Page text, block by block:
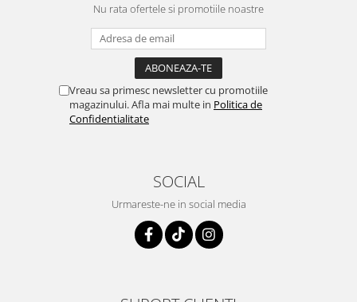
Nu rata ofertele si promotiile noastre
Vreau sa primesc newsletter cu promotiile
magazinului. Afla mai multe in Politica de
Confidentialitate
SOCIAL
Urmareste-ne in social media